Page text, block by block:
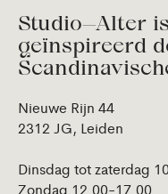
Studio—Alter
geïnspireerd
Nieuwe Rijn 44
2312 JG, Leiden
Dinsdag tot zaterdag
Zondag 12.00-17.00